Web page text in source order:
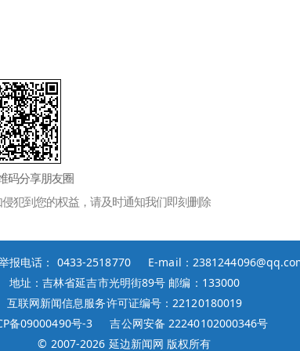
码分享朋友圈
犯到您的权益，请及时通知我们即刻删除
报电话： 0433-2518770 E-mail：
地址：吉林省延吉市光明街89号 邮编：133000
互联网新闻信息服务许可证编号：22120180019
备09000490号-3
吉公网安备 22240102000346号
© 2007-2026 延边新闻网 版权所有